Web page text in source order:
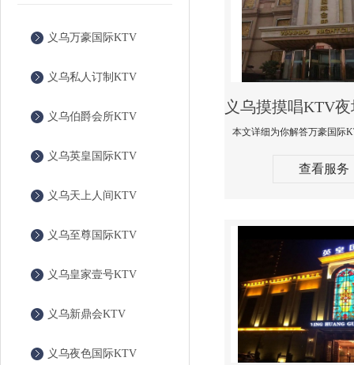
义乌万豪国际KTV
义乌私人订制KTV
义乌伯爵会所KTV
义乌英皇国际KTV
义乌天上人间KTV
义乌至尊国际KTV
义乌皇家壹号KTV
义乌新鼎会KTV
义乌夜色国际KTV
查看服务